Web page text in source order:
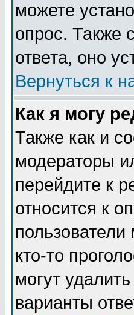
можете
опрос. Также
ответа, оно
Вернуться к
Как я могу
Также как и
модераторы
перейдите к
относится к
кто-то
могут
варианты